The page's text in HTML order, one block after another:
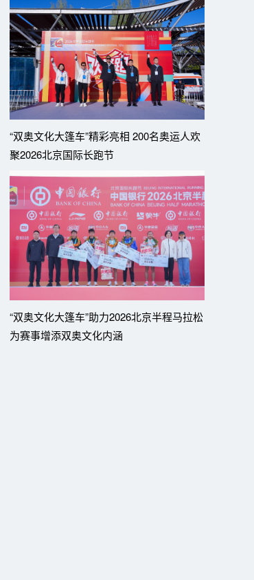
“双奥文化大篷车”精彩亮相 200名奥运人欢
聚2026北京国际长跑节
“双奥文化大篷车”助力2026北京半程马拉松
为赛事增添双奥文化内涵